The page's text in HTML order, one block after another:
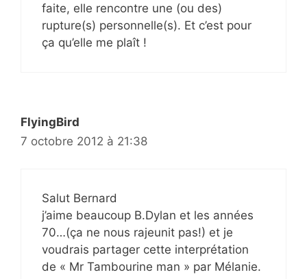
faite, elle rencontre une (ou des)
rupture(s) personnelle(s). Et c’est pour
ça qu’elle me plaît !
FlyingBird
7 octobre 2012 à 21:38
Salut Bernard
j’aime beaucoup B.Dylan et les années
70…(ça ne nous rajeunit pas!) et je
voudrais partager cette interprétation
de « Mr Tambourine man » par Mélanie.